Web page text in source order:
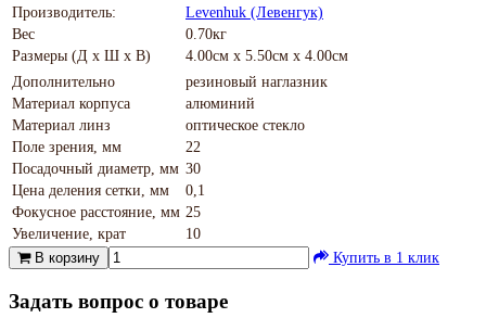
Производитель:
Levenhuk (Левенгук)
Вес
0.70кг
Размеры (Д х Ш х В)
4.00см x 5.50см x 4.00см
Дополнительно
резиновый наглазник
Материал корпуса
алюминий
Материал линз
оптическое стекло
Поле зрения, мм
22
Посадочный диаметр, мм 30
Цена деления сетки, мм
0,1
Фокусное расстояние, мм 25
Увеличение, крат
10
В корзину
Купить в 1 клик
Задать вопрос о товаре